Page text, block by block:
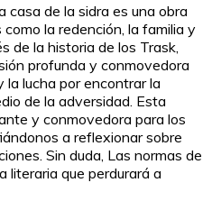
casa de la sidra es una obra
la redención, la familia y
de la historia de los Trask,
profunda y conmovedora
la lucha por encontrar la
de la adversidad. Esta
y conmovedora para los
a reflexionar sobre
Sin duda, Las normas de
literaria que perdurará a